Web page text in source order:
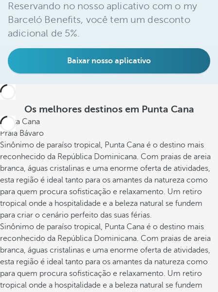
Reservando no nosso aplicativo com o my
Barceló Benefits, você tem um desconto
adicional de 5%.
Baixar nosso aplicativo
Os melhores destinos em Punta Cana
Punta Cana
Praia Bávaro
Sinônimo de paraíso tropical, Punta Cana é o destino mais
reconhecido da República Dominicana. Com praias de areia
branca, águas cristalinas e uma enorme oferta de atividades,
esta região é ideal tanto para os amantes da natureza como
para quem procura sofisticação e relaxamento. Um retiro
tropical onde a hospitalidade e a beleza natural se fundem
para criar o cenário perfeito das suas férias.
Sinônimo de paraíso tropical, Punta Cana é o destino mais
reconhecido da República Dominicana. Com praias de areia
branca, águas cristalinas e uma enorme oferta de atividades,
esta região é ideal tanto para os amantes da natureza como
para quem procura sofisticação e relaxamento. Um retiro
tropical onde a hospitalidade e a beleza natural se fundem